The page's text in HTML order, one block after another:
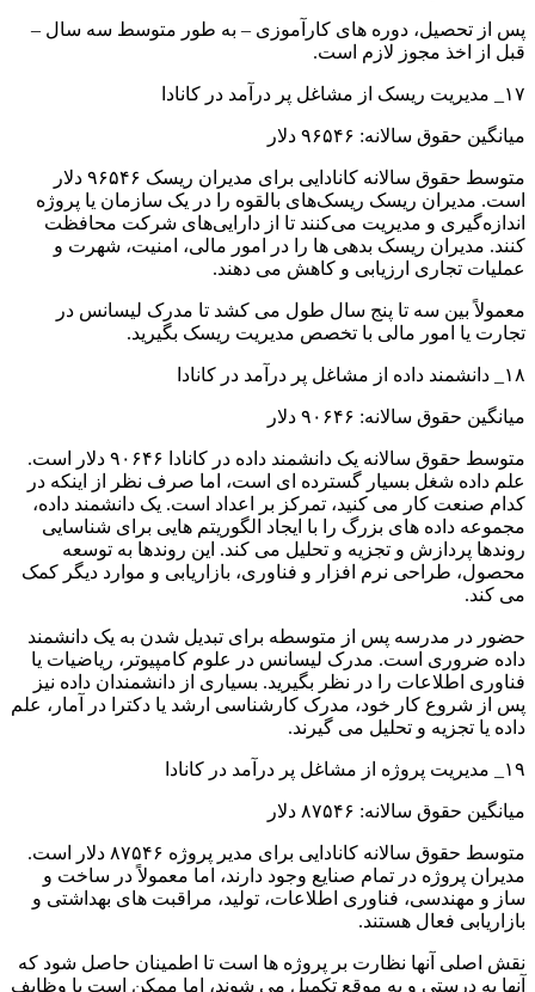
پس از تحصیل، دوره های کارآموزی – به طور متوسط ​​سه سال –
قبل از اخذ مجوز لازم است.
۱۷_ مدیریت ریسک از مشاغل پر درآمد در کانادا
میانگین حقوق سالانه: ۹۶۵۴۶ دلار
متوسط ​​حقوق سالانه کانادایی برای مدیران ریسک ۹۶۵۴۶ دلار
است. مدیران ریسک ریسک‌های بالقوه را در یک سازمان یا پروژه
اندازه‌گیری و مدیریت می‌کنند تا از دارایی‌های شرکت محافظت
کنند. مدیران ریسک بدهی ها را در امور مالی، امنیت، شهرت و
عملیات تجاری ارزیابی و کاهش می دهند.
معمولاً بین سه تا پنج سال طول می کشد تا مدرک لیسانس در
تجارت یا امور مالی با تخصص مدیریت ریسک بگیرید.
۱۸_ دانشمند داده از مشاغل پر درآمد در کانادا
میانگین حقوق سالانه: ۹۰۶۴۶ دلار
متوسط ​​حقوق سالانه یک دانشمند داده در کانادا ۹۰۶۴۶ دلار است.
علم داده شغل بسیار گسترده ای است، اما صرف نظر از اینکه در
کدام صنعت کار می کنید، تمرکز بر اعداد است. یک دانشمند داده،
مجموعه داده های بزرگ را با ایجاد الگوریتم هایی برای شناسایی
روندها پردازش و تجزیه و تحلیل می کند. این روندها به توسعه
محصول، طراحی نرم افزار و فناوری، بازاریابی و موارد دیگر کمک
می کند.
حضور در مدرسه پس از متوسطه برای تبدیل شدن به یک دانشمند
داده ضروری است. مدرک لیسانس در علوم کامپیوتر، ریاضیات یا
فناوری اطلاعات را در نظر بگیرید. بسیاری از دانشمندان داده نیز
پس از شروع کار خود، مدرک کارشناسی ارشد یا دکترا در آمار، علم
داده یا تجزیه و تحلیل می گیرند.
۱۹_ مدیریت پروژه از مشاغل پر درآمد در کانادا
میانگین حقوق سالانه: ۸۷۵۴۶ دلار
متوسط ​​حقوق سالانه کانادایی برای مدیر پروژه ۸۷۵۴۶ دلار است.
مدیران پروژه در تمام صنایع وجود دارند، اما معمولاً در ساخت و
ساز و مهندسی، فناوری اطلاعات، تولید، مراقبت های بهداشتی و
بازاریابی فعال هستند.
نقش اصلی آنها نظارت بر پروژه ها است تا اطمینان حاصل شود که
آنها به درستی و به موقع تکمیل می شوند، اما ممکن است با وظایف